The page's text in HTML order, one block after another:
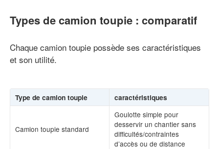
Types de camion toupie : comparatif
Chaque camion toupie possède ses caractéristiques
et son utilité.
Type de camion toupie caractéristiques
Camion toupie standard
Goulotte simple pour
desservir un chantier sans
difficultés/contraintes
d’accès ou de distance